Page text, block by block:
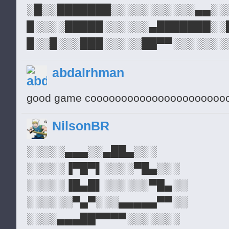
abdalrhman
good game
NilsonBR
░░░░░▄▄▄░░▄██▄░░░
░░░░░▐▀█▀▌░░░░▀█▄░░░
░░░░░▐█▄█▌░░░░░░▀█▄░░
░░░░░░▀▄▀░░░▄▄▄▄▄▀▀░░
░░░░▄▄▄██▀▀▀▀░░░░░░░